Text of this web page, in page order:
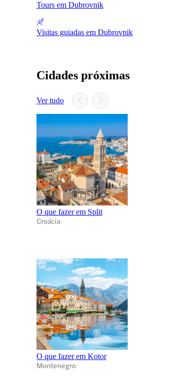
Tours em Dubrovnik
Visitas guiadas em Dubrovnik
Cidades próximas
Ver tudo
O que fazer em Split
Croácia
O que fazer em Kotor
Montenegro